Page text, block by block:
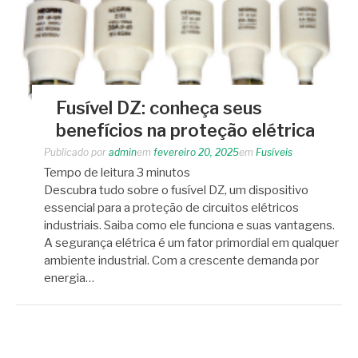
Fusível DZ: conheça seus
benefícios na proteção elétrica
Publicado por adminem fevereiro 20, 2025em Fusíveis
Tempo de leitura 3 minutos
Descubra tudo sobre o fusível DZ, um dispositivo
essencial para a proteção de circuitos elétricos
industriais. Saiba como ele funciona e suas vantagens.
A segurança elétrica é um fator primordial em qualquer
ambiente industrial. Com a crescente demanda por
energia…